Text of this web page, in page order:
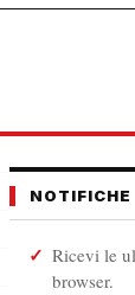
NOTIFICHE
Ricevi le
browser.